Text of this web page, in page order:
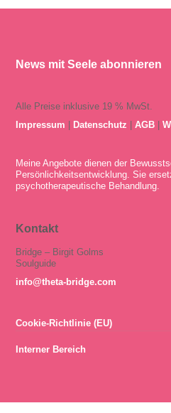
News mit Seele abonnieren
Alle Preise inklusive 19 % MwSt.
Impressum
Datenschutz |AGB |
Meine Angebote dienen der
Persönlichkeitsentwicklung. Sie
psychotherapeutische Behandlung.
Kontakt
Bridge – Birgit Golms
Soulguide
info@theta-bridge.com
Cookie-Richtlinie (EU)
Interner Bereich